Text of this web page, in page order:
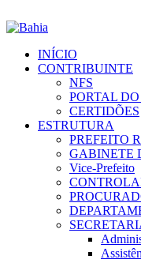
INÍCIO
CONTRIBUINTE
NFS
PORTAL
CERTIDÕES
ESTRUTURA
PREFEITO
GABINETE
Vice-Prefeito